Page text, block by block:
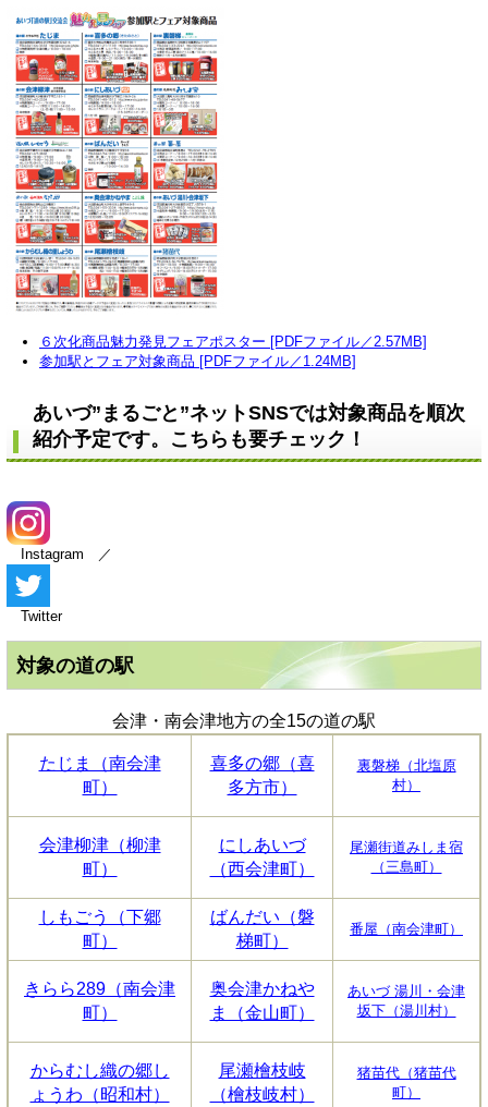
６次化商品魅力発見フェアポスター [PDFファイル／2.57MB]
参加駅とフェア対象商品 [PDFファイル／1.24MB]
あいづ”まるごと”ネットSNSでは対象商品を順次
紹介予定です。こちらも要チェック！
Instagram ／
Twitter
対象の道の駅
会津・南会津地方の全15の道の駅
たじま（南会津
町）
喜多の郷（喜
多方市）
裏磐梯（北塩原
村）
会津柳津（柳津
町）
にしあいづ
（西会津町）
尾瀬街道みしま宿
（三島町）
しもごう（下郷
町）
ばんだい（磐
梯町）
番屋（南会津町）
きらら289（南会津
町）
奥会津かねや
ま（金山町）
あいづ 湯川・会津
坂下（湯川村）
からむし織の郷し
ょうわ（昭和村）
尾瀬檜枝岐
（檜枝岐村）
猪苗代（猪苗代
町）